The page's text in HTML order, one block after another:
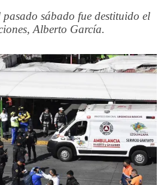
sábado fue destituido el
Alberto García.